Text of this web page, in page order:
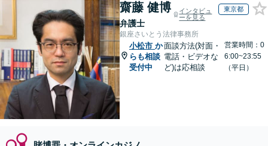
齋藤 健博
弁護士
インタビュ
ーを見る
東京都
銀座さいとう法律事務所
小松市 か
らも相談
受付中
面談方法(対面・
電話・ビデオな
ど)は応相談
営業時間：0
6:00~23:55
（平日）